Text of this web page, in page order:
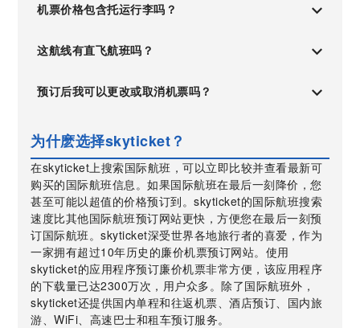
机票价格包含托运行李吗？
这航线有直飞航班吗？
预订后我可以更改或取消机票吗？
为什麽选择skyticket？
在skyticket上搜索国际航班，可以立即比较并查看最新可
购买的国际航班信息。如果国际航班在最后一刻降价，您
甚至可能以超值的价格预订到。skyticket的国际航班搜索
速度比其他国际航班预订网站更快，方便您在最后一刻预
订国际航班。skyticket深受世界各地旅行者的喜爱，作为
一家拥有超过10年历史的廉价机票预订网站。使用
skyticket的应用程序预订廉价机票非常方便，该应用程序
的下载量已达2300万次，用户众多。除了国际航班外，
skyticket还提供国内单程和往返机票、酒店预订、国内旅
游、WiFi、高速巴士和租车预订服务。